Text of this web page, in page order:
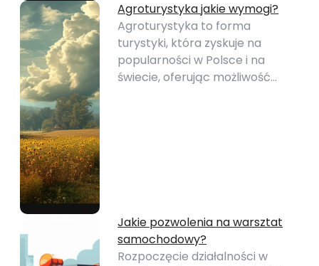
Agroturystyka jakie wymogi?
Agroturystyka to forma
turystyki, która zyskuje na
popularności w Polsce i na
świecie, oferując możliwość…
Jakie pozwolenia na warsztat
samochodowy?
Rozpoczęcie działalności w